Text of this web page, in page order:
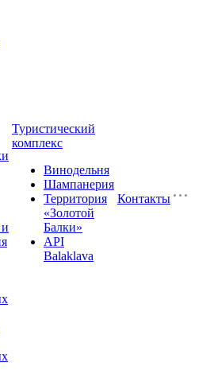
Туристический
комплекс
Винодельня
Шампанерия
Территория
«Золотой
Балки»
API
Balaklava
Контакты